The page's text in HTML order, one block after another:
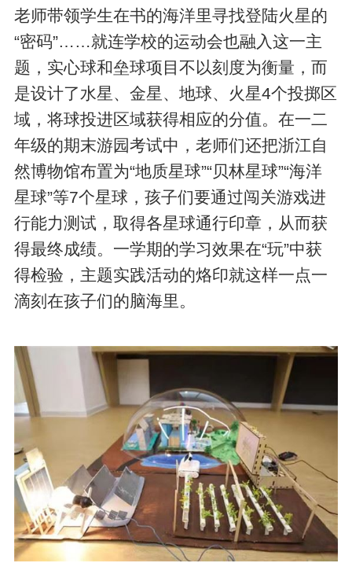
老师带领学生在书的海洋里寻找登陆火星的
“密码”……就连学校的运动会也融入这一主
题，实心球和垒球项目不以刻度为衡量，而
是设计了水星、金星、地球、火星4个投掷区
域，将球投进区域获得相应的分值。在一二
年级的期末游园考试中，老师们还把浙江自
然博物馆布置为“地质星球”“贝林星球”“海洋
星球”等7个星球，孩子们要通过闯关游戏进
行能力测试，取得各星球通行印章，从而获
得最终成绩。一学期的学习效果在“玩”中获
得检验，主题实践活动的烙印就这样一点一
滴刻在孩子们的脑海里。